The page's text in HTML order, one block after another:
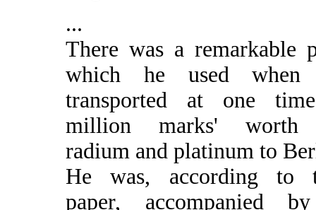
...
There was a remarkable
which he used when
transported at one
million marks'
radium and platinum to
He was, according to
paper, accompanied